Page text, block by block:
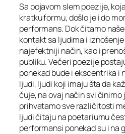
Sa pojavom slem poezije,
kratku formu, došlo je i do
performans. Dok čitamo
kontakt sa ljudima i
najefektniji način, kao i
publiku. Večeri poezije
ponekad bude i ekscentrika i
ljudi, ljudi koji imaju šta da
čuje, na ovaj način svi
prihvatamo sve različitosti
ljudi čitaju na poetariumu
performansi ponekad su i na